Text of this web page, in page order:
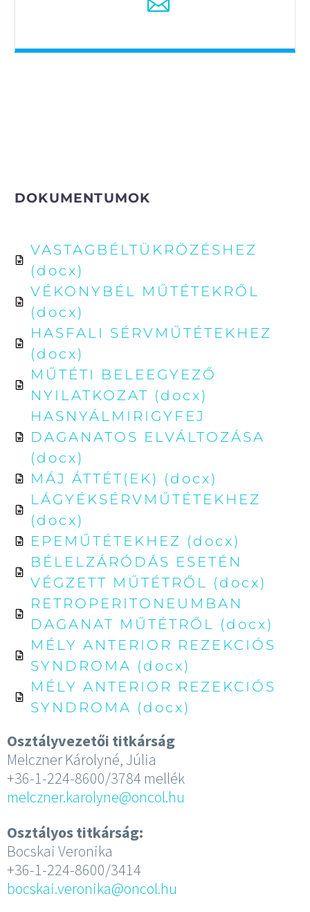
DOKUMENTUMOK
VASTAGBÉLTÜKRÖZÉSHEZ
(docx)
VÉKONYBÉL MŰTÉTEKRŐL
(docx)
HASFALI SÉRVMŰTÉTEKHEZ
(docx)
MŰTÉTI BELEEGYEZŐ
NYILATKOZAT (docx)
HASNYÁLMIRIGYFEJ
DAGANATOS ELVÁLTOZÁSA
(docx)
MÁJ ÁTTÉT(EK) (docx)
LÁGYÉKSÉRVMŰTÉTEKHEZ
(docx)
EPEMŰTÉTEKHEZ (docx)
BÉLELZÁRÓDÁS ESETÉN
VÉGZETT MŰTÉTRŐL (docx)
RETROPERITONEUMBAN
DAGANAT MŰTÉTRŐL (docx)
MÉLY ANTERIOR REZEKCIÓS
SYNDROMA (docx)
MÉLY ANTERIOR REZEKCIÓS
SYNDROMA (docx)
Osztályvezetői titkárság
Melczner Károlyné, Júlia
+36-1-224-8600/3784 mellék
melczner.karolyne@oncol.hu
Osztályos titkárság:
Bocskai Veronika
+36-1-224-8600/3414
bocskai.veronika@oncol.hu